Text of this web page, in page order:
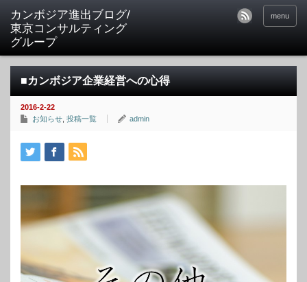
カンボジア進出ブログ/
東京コンサルティング
グループ
menu
■カンボジア企業経営への心得
2016-2-22
お知らせ 投稿一覧 admin